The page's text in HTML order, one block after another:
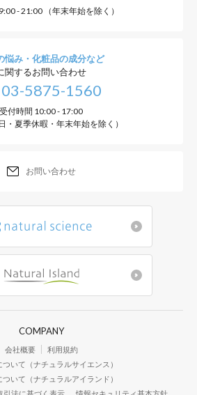
によって失われ
、ハリ・弾力に
ヌカ発酵エキス）
ことで、つややかな
果実エキスやビフ
エキスが肌を引き締
発揮。
- 21:00 （年末年始を除く）
悩み・化粧品の成分など
関するお問い合わせ
03-5875-1560
受付時間 10:00 - 17:00
・夏季休暇・年末年始を除く）
お問い合わせ
COMPANY
会社概要
利用規約
いて（ナチュラルサイエンス）
いて（ナチュラルアイランド）
引法に基づく表示 情報セキュリティ基本方針